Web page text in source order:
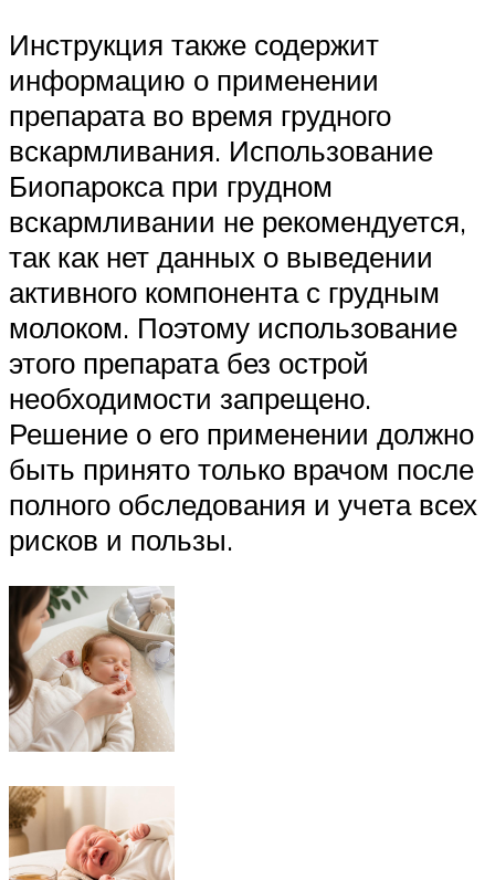
Инструкция также содержит
информацию о применении
препарата во время грудного
вскармливания. Использование
Биопарокса при грудном
вскармливании не рекомендуется,
так как нет данных о выведении
активного компонента с грудным
молоком. Поэтому использование
этого препарата без острой
необходимости запрещено.
Решение о его применении должно
быть принято только врачом после
полного обследования и учета всех
рисков и пользы.